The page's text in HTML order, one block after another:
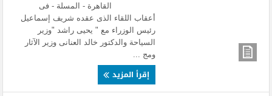
القاهرة - المسلة - فى
أعقاب اللقاء الذى عقده شريف إسماعيل
رئيس الوزراء مع " يحيى راشد "وزير
السياحة والدكتور خالد العنانى وزير الآثار
ومج ...
إقرأ المزيد